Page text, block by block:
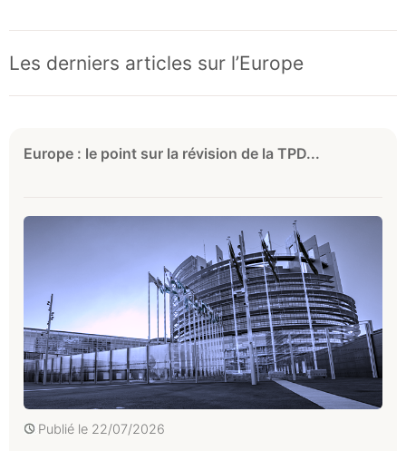
Les derniers articles sur l’Europe
Europe : le point sur la révision de la TPD...
Publié le 22/07/2026